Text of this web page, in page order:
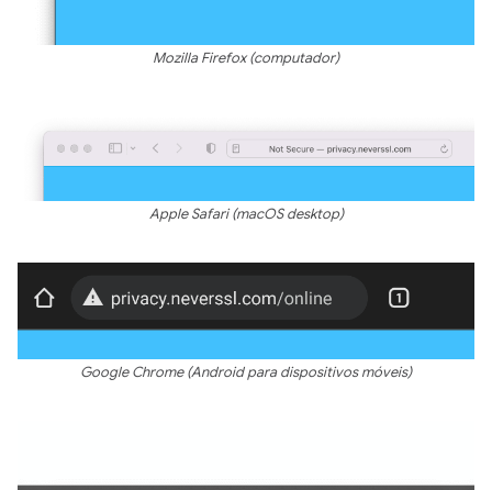
Mozilla Firefox (computador)
Apple Safari (macOS desktop)
Google Chrome (Android para dispositivos móveis)